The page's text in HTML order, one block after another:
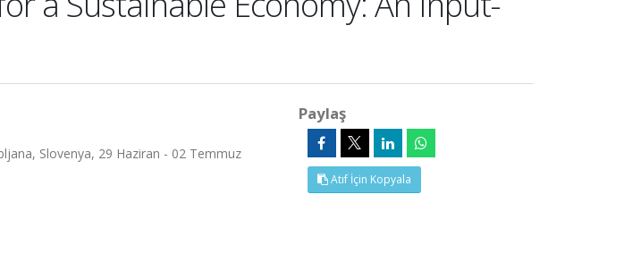
Slovenya, 29 Haziran - 02 Temmuz
Paylaş
Atıf İçin Kopyala